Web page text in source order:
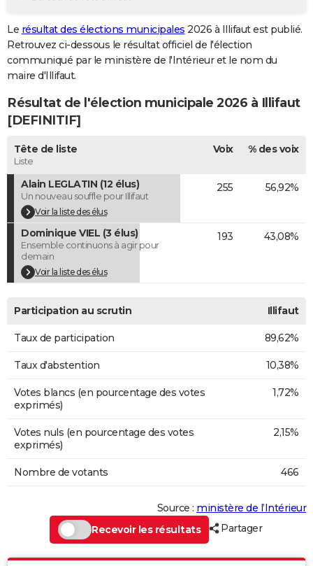
GUIDES D'ACHAT
BONS PLANS
CARTE DE VOEUX
Carte de Noël
Carte Bonne année
Carte Saint-Valentin
Carte Pâques
Carte d'anniversaire
DICTIONNAIRE
Dictionnaire
Biographies
Citations
Expressions
Proverbes
PROGRAMME TV
COPAINS D'AVANT
S'inscrire
Se connecter
Lycées
Collèges
Primaires
Universités
Entreprises
Service militaire
Avis de recherche
AVIS DE DÉCÈS
FORUM
Bricolage
Lifestyle
Culture
Sport
Auto
Television
Voyage
Cinema
Le résultat des élections municipales 2026 à Illifaut est publié.
Retrouvez ci-dessous le résultat officiel de l'élection
communiqué par le ministère de l'Intérieur et le nom du
maire d'Illifaut.
Résultat de l'élection municipale 2026 à Illifaut
[DEFINITIF]
Tête de liste
Liste
Voix % des voix
Alain LEGLATIN (12 élus)
Un nouveau souffle pour Illifaut
Voir la liste des élus
255 56,92%
Dominique VIEL (3 élus)
Ensemble continuons à agir pour
demain
Voir la liste des élus
193 43,08%
Participation au scrutin Illifaut
Taux de participation 89,62%
Taux d'abstention 10,38%
Votes blancs (en pourcentage des votes
exprimés)
1,72%
Votes nuls (en pourcentage des votes
exprimés)
2,15%
Nombre de votants 466
Source : ministère de l’Intérieur
Recevoir les résultats
Partager